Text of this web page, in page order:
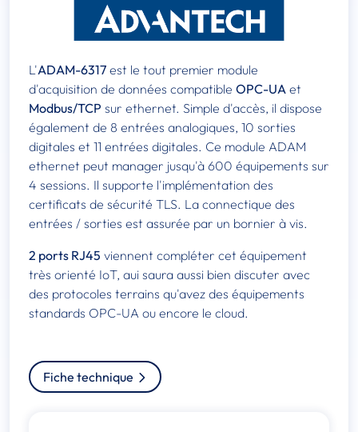
L'ADAM-6317 est le tout premier module
d'acquisition de données compatible OPC-UA et
Modbus/TCP sur ethernet. Simple d'accès, il dispose
également de 8 entrées analogiques, 10 sorties
digitales et 11 entrées digitales. Ce module ADAM
ethernet peut manager jusqu'à 600 équipements sur
4 sessions. Il supporte l'implémentation des
certificats de sécurité TLS. La connectique des
entrées / sorties est assurée par un bornier à vis.
2 ports RJ45 viennent compléter cet équipement
très orienté IoT, aui saura aussi bien discuter avec
des protocoles terrains qu'avez des équipements
standards OPC-UA ou encore le cloud.
Fiche technique